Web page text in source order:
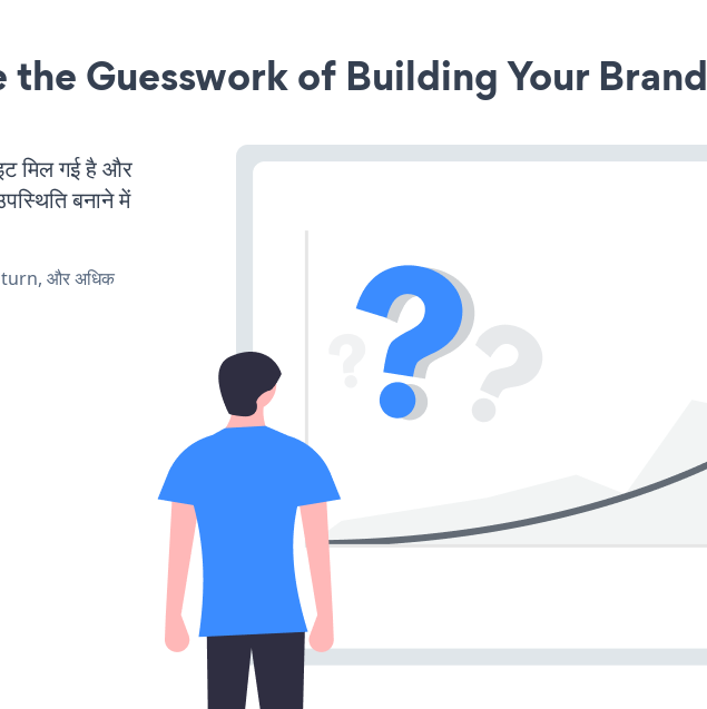
the Guesswork of Building Your Brand
मिल गई है और
बनाने में
और अधिक